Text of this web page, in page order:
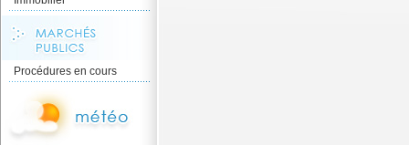
Procédures en cours